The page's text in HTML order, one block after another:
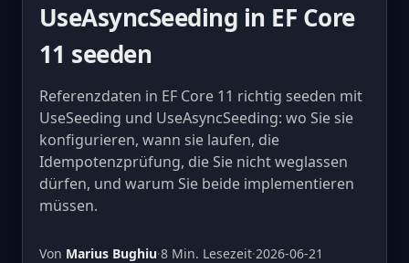
UseAsyncSeeding in EF Core
11 seeden
Referenzdaten in EF Core 11 richtig seeden mit
UseSeeding und UseAsyncSeeding: wo Sie sie
konfigurieren, wann sie laufen, die
Idempotenzprüfung, die Sie nicht weglassen
dürfen, und warum Sie beide implementieren
müssen.
Von Marius Bughiu·8 Min. Lesezeit·2026-06-21